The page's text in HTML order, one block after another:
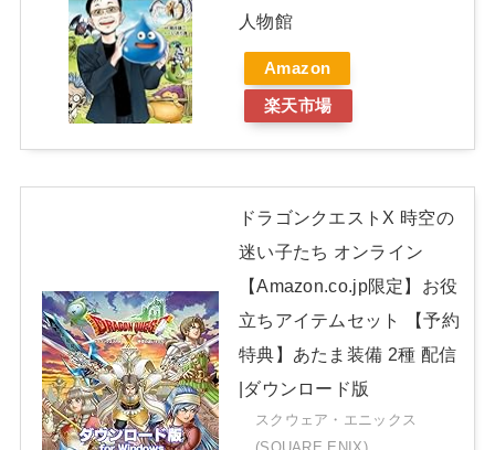
人物館
Amazon
楽天市場
ドラゴンクエストX 時空の
迷い子たち オンライン
【Amazon.co.jp限定】お役
立ちアイテムセット 【予約
特典】あたま装備 2種 配信
|ダウンロード版
スクウェア・エニックス